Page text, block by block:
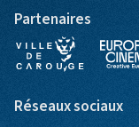
Partenaires
Réseaux sociaux